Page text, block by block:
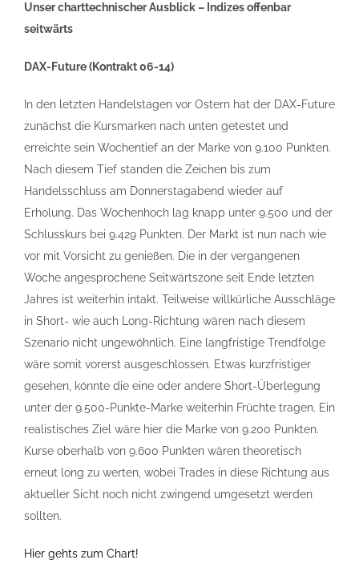
Unser charttechnischer Ausblick – Indizes offenbar
seitwärts
DAX-Future (Kontrakt 06-14)
In den letzten Handelstagen vor Ostern hat der DAX-Future
zunächst die Kursmarken nach unten getestet und
erreichte sein Wochentief an der Marke von 9.100 Punkten.
Nach diesem Tief standen die Zeichen bis zum
Handelsschluss am Donnerstagabend wieder auf
Erholung. Das Wochenhoch lag knapp unter 9.500 und der
Schlusskurs bei 9.429 Punkten. Der Markt ist nun nach wie
vor mit Vorsicht zu genießen. Die in der vergangenen
Woche angesprochene Seitwärtszone seit Ende letzten
Jahres ist weiterhin intakt. Teilweise willkürliche Ausschläge
in Short- wie auch Long-Richtung wären nach diesem
Szenario nicht ungewöhnlich. Eine langfristige Trendfolge
wäre somit vorerst ausgeschlossen. Etwas kurzfristiger
gesehen, könnte die eine oder andere Short-Überlegung
unter der 9.500-Punkte-Marke weiterhin Früchte tragen. Ein
realistisches Ziel wäre hier die Marke von 9.200 Punkten.
Kurse oberhalb von 9.600 Punkten wären theoretisch
erneut long zu werten, wobei Trades in diese Richtung aus
aktueller Sicht noch nicht zwingend umgesetzt werden
sollten.
Hier gehts zum Chart!